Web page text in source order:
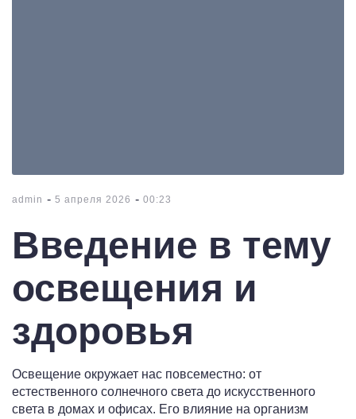
admin - 5 апреля 2026 - 00:23
Введение в тему
освещения и
здоровья
Освещение окружает нас повсеместно: от
естественного солнечного света до искусственного
света в домах и офисах. Его влияние на организм